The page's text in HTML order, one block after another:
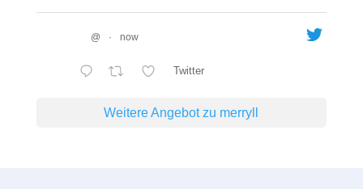
@ · now
Twitter
Weitere Angebot zu merryll